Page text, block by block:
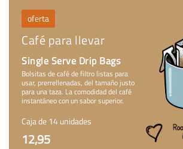
oferta
Café para llevar
Single Serve Drip Bags
Bolsitas de café de filtro listas para
usar, prerrellenadas, del tamaño justo
para una taza. La comodidad del café
instantáneo con un sabor superior.
Caja de 14 unidades
12,95